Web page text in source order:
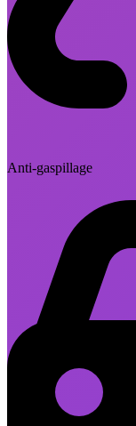
Anti-gaspillage